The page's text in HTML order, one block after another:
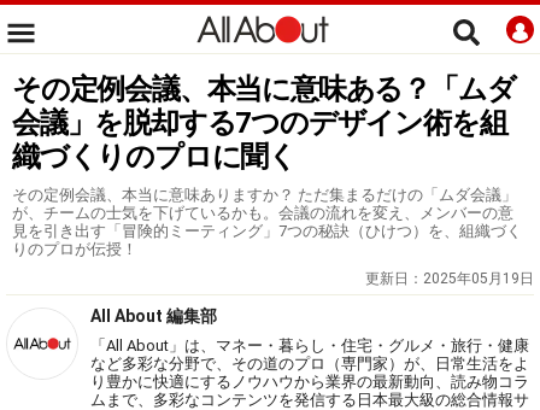
その定例会議、本当に意味ある？「ムダ
会議」を脱却する7つのデザイン術を組
織づくりのプロに聞く
その定例会議、本当に意味ありますか？ ただ集まるだけの「ムダ会議」
が、チームの士気を下げているかも。会議の流れを変え、メンバーの意
見を引き出す「冒険的ミーティング」7つの秘訣（ひけつ）を、組織づく
りのプロが伝授！
更新日： 2025年05月19日
All About 編集部
「All About」は、マネー・暮らし・住宅・グルメ・旅行・健康
など多彩な分野で、その道のプロ（専門家）が、日常生活をよ
り豊かに快適にするノウハウから業界の最新動向、読み物コラ
ムまで、多彩なコンテンツを発信する日本最大級の総合情報サ